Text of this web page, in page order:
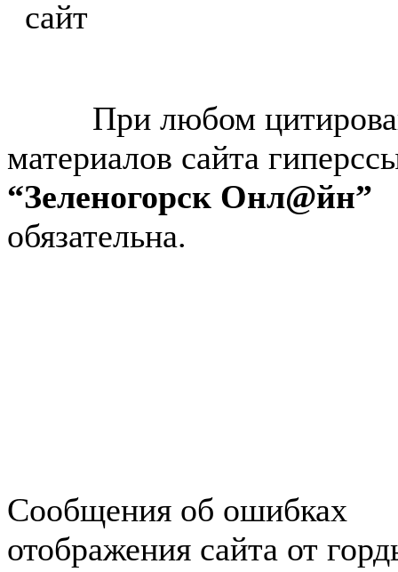
сайт
При любом
материалов сайта
“Зеленогорск Онл@йн”
обязательна.
Сообщения об ошибках
отображения сайта от